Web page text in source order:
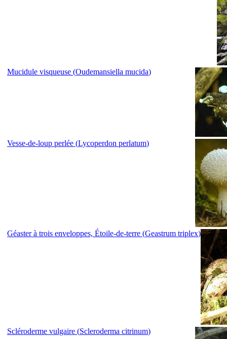
Mucidule visqueuse (Oudemansiella mucida)
Vesse-de-loup perlée (Lycoperdon perlatum)
Géaster à trois enveloppes, Étoile-de-terre (Geastrum triplex)
Scléroderme vulgaire (Scleroderma citrinum)